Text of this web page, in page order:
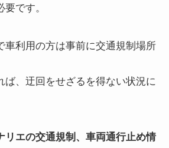
です。
車利用の方は事前に交通規制場所
ば、迂回をせざるを得ない状況に
リエの交通規制、車両通行止め情